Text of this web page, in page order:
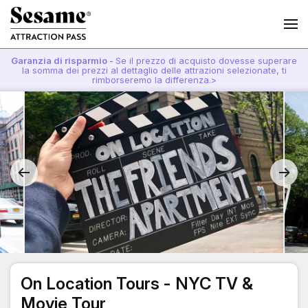
Garanzia di risparmio - Se il prezzo di acquisto dovesse superare
la somma dei prezzi al dettaglio delle attrazioni selezionate, ti
rimborseremo la differenza.>
On Location Tours - NYC TV &
Movie Tour